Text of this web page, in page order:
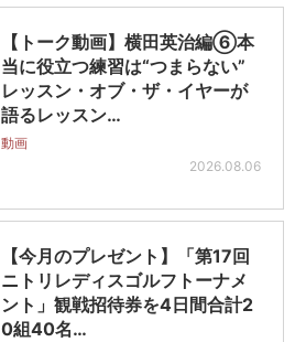
【トーク動画】横田英治編⑥本
当に役立つ練習は“つまらない”
レッスン・オブ・ザ・イヤーが
語るレッスン…
動画
2026.08.06
【今月のプレゼント】「第17回
ニトリレディスゴルフトーナメ
ント」観戦招待券を4日間合計2
0組40名…